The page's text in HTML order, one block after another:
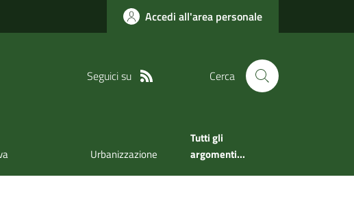
Accedi all'area personale
Seguici su Cerca
Urbanizzazione
Tutti gli
argomenti...